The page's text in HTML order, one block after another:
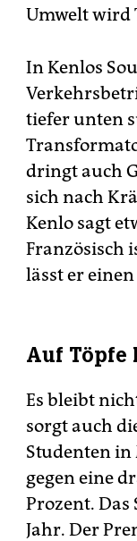
Umwelt wird
In Kenlos
tiefer unten
dringt auch
sich nach
Kenlo sagt
Französisch
lässt er
Auf Töpfe
Es bleibt
sorgt auch
Studenten in
gegen eine
Prozent.
Jahr. Der